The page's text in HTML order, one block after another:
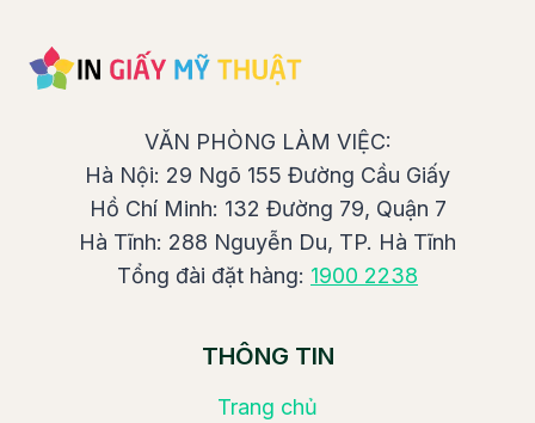
VĂN PHÒNG LÀM VIỆC:
Hà Nội: 29 Ngõ 155 Đường Cầu Giấy
Hồ Chí Minh: 132 Đường 79, Quận 7
Hà Tĩnh: 288 Nguyễn Du, TP. Hà Tĩnh
Tổng đài đặt hàng: 1900 2238
THÔNG TIN
Trang chủ